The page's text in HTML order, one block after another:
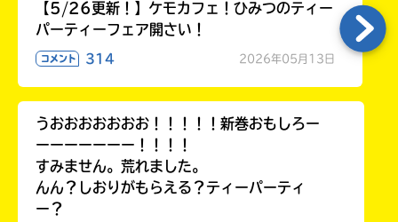
【5/26更新！】ケモカフェ！ひみつのティー
パーティーフェア開さい！
コメント 314 2026年05月13日
うおおおおおおお！！！！！新巻おもしろー
ーーーーーーー！！！！
すみません。荒れました。
んん？しおりがもらえる？ティーパーティ
ー？